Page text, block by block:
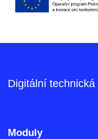
Digitální
Moduly